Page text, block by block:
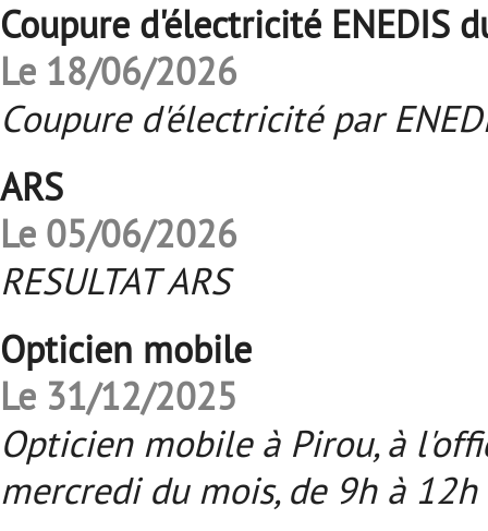
Coupure d'électricité ENEDIS
Le 18/06/2026
Coupure d'électricité par
ARS
Le 05/06/2026
RESULTAT ARS
Opticien mobile
Le 31/12/2025
Opticien mobile à Pirou, à
mercredi du mois, de 9h à